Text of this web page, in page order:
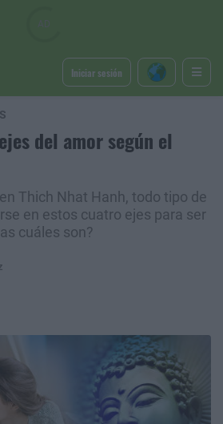
Iniciar sesión
del amor según el
Thich Nhat Hanh, todo tipo de
en estos cuatro ejes para ser
cuáles son?